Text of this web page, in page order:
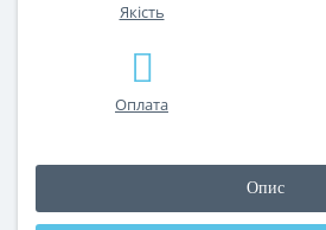
Якість
Оплата
Опис